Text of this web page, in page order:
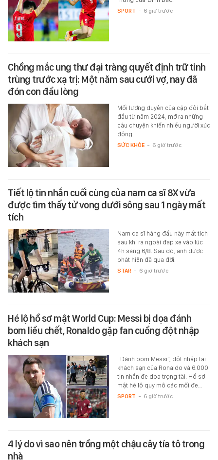
SPORT - 6 giờ trước
Chồng mắc ung thư đại tràng quyết định trữ tinh
trùng trước xạ trị: Một năm sau cưới vợ, nay đã
đón con đầu lòng
Mối lương duyên của cặp đôi bắt
đầu từ năm 2024, mở ra những
câu chuyện khiến nhiều người xúc
động.
SỨC KHỎE - 6 giờ trước
Tiết lộ tin nhắn cuối cùng của nam ca sĩ 8X vừa
được tìm thấy tử vong dưới sông sau 1 ngày mất
tích
Nam ca sĩ hàng đầu này mất tích
sau khi ra ngoài đạp xe vào lúc
4h sáng 6/8. Sau đó, anh được
phát hiện đã qua đời.
STAR - 6 giờ trước
Hé lộ hồ sơ mật World Cup: Messi bị dọa đánh
bom liều chết, Ronaldo gặp fan cuồng đột nhập
khách sạn
"Đánh bom Messi", đột nhập tại
khách sạn của Ronaldo và 6.000
tin nhắn đe dọa trọng tài: Hồ sơ
mật hé lộ quy mô các mối đe…
SPORT - 6 giờ trước
4 lý do vì sao nên trồng một chậu cây tía tô trong
nhà